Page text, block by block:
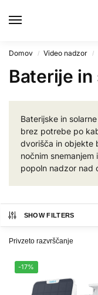
Domov / Video nadzor /
Baterije
Baterijske in
brez potrebe po
dvorišča in objekte
nočnim
popoln nadzor nad
SHOW FILTERS
-17%